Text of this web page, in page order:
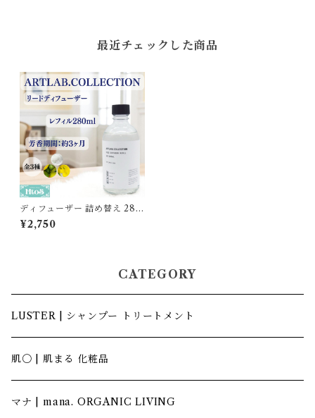
最近チェックした商品
ディフューザー 詰め替え 280
ml アートラボコレクション｜
ムスクサボン フレッシュグリ
¥2,750
CATEGORY
LUSTER | シャンプー トリートメント
肌〇 | 肌まる 化粧品
マナ | mana. ORGANIC LIVING